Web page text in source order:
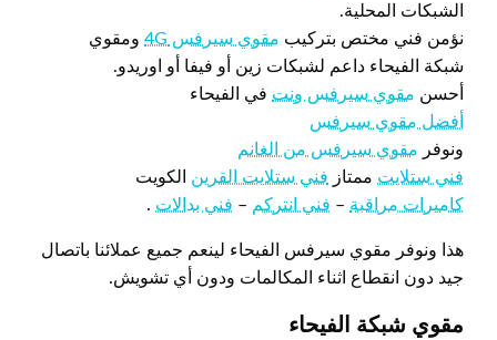
الشبكات المحلية.
نؤمن فني مختص بتركيب مقوي سيرفس 4G
ومقوي
شبكة الفيحاء داعم لشبكات زين أو فيفا أو اوريدو.
أحسن مقوي سيرفس ونت في الفيحاء
أفضل مقوي سيرفس
ونوفر مقوي سيرفس من الغانم
فني ستلايت ممتاز فني ستلايت القرين الكويت
كاميرات مراقبة – فني انتركم – فني بدالات .
هذا ونوفر مقوي سيرفس الفيحاء لينعم جميع عملائنا باتصال
جيد دون انقطاع اثناء المكالمات ودون أي تشويش.
مقوي شبكة الفيحاء